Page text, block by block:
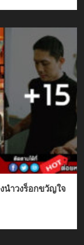
นำวงร็อกขวัญใจ